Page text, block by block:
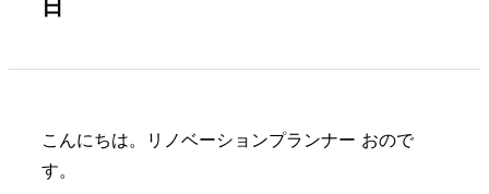
日
こんにちは。リノベーションプランナー おので
す。